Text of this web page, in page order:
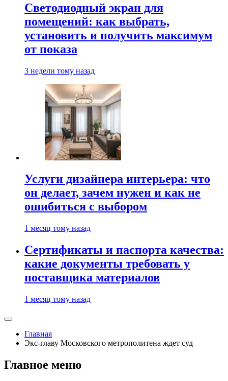
Светодиодный экран для
помещений: как выбрать,
установить и получить максимум
от показа
3 недели тому назад
Услуги дизайнера интерьера: что
он делает, зачем нужен и как не
ошибиться с выбором
1 месяц тому назад
Сертификаты и паспорта качества:
какие документы требовать у
поставщика материалов
1 месяц тому назад
Главная
Экс-главу Московского метрополитена ждет суд
Главное меню